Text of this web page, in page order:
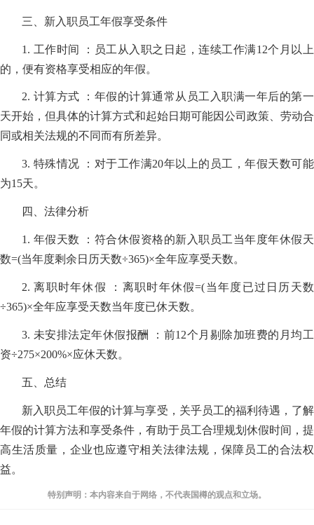
三、新入职员工年假享受条件
1. 工作时间 ：员工从入职之日起，连续工作满12个月以上
的，便有资格享受相应的年假。
2. 计算方式 ：年假的计算通常从员工入职满一年后的第一
天开始，但具体的计算方式和起始日期可能因公司政策、劳动合
同或相关法规的不同而有所差异。
3. 特殊情况 ：对于工作满20年以上的员工，年假天数可能
为15天。
四、法律分析
1. 年假天数 ：符合休假资格的新入职员工当年度年休假天
数=(当年度剩余日历天数÷365)×全年应享受天数。
2. 离职时年休假 ：离职时年休假=(当年度已过日历天数
÷365)×全年应享受天数当年度已休天数。
3. 未安排法定年休假报酬 ：前12个月剔除加班费的月均工
资÷275×200%×应休天数。
五、总结
新入职员工年假的计算与享受，关乎员工的福利待遇，了解
年假的计算方法和享受条件，有助于员工合理规划休假时间，提
高生活质量，企业也应遵守相关法律法规，保障员工的合法权
益。
特别声明：本内容来自于网络，不代表国樽的观点和立场。